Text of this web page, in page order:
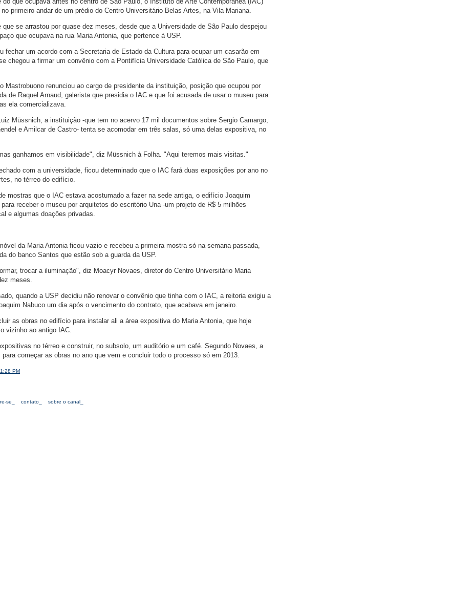
primeiro andar de um prédio do Centro Universitário Belas Artes, na Vila Mariana.
se arrastou por quase dez meses, desde que a Universidade de São Paulo despejou
que ocupava na rua Maria Antonia, que pertence à USP.
fechar um acordo com a Secretaria de Estado da Cultura para ocupar um casarão em
chegou a firmar um convênio com a Pontifícia Universidade Católica de São Paulo, que
Mastrobuono renunciou ao cargo de presidente da instituição, posição que ocupou por
de Raquel Arnaud, galerista que presidia o IAC e que foi acusada de usar o museu para
ela comercializava.
Müssnich, a instituição -que tem no acervo 17 mil documentos sobre Sergio Camargo,
e Amilcar de Castro- tenta se acomodar em três salas, só uma delas expositiva, no
ganhamos em visibilidade", diz Müssnich à Folha. "Aqui teremos mais visitas."
com a universidade, ficou determinado que o IAC fará duas exposições por ano no
no térreo do edifício.
mostras que o IAC estava acostumado a fazer na sede antiga, o edifício Joaquim
receber o museu por arquitetos do escritório Una -um projeto de R$ 5 milhões
e algumas doações privadas.
da Maria Antonia ficou vazio e recebeu a primeira mostra só na semana passada,
do banco Santos que estão sob a guarda da USP.
trocar a iluminação", diz Moacyr Novaes, diretor do Centro Universitário Maria
meses.
quando a USP decidiu não renovar o convênio que tinha com o IAC, a reitoria exigiu a
Nabuco um dia após o vencimento do contrato, que acabava em janeiro.
as obras no edifício para instalar ali a área expositiva do Maria Antonia, que hoje
vizinho ao antigo IAC.
no térreo e construir, no subsolo, um auditório e um café. Segundo Novaes, a
começar as obras no ano que vem e concluir todo o processo só em 2013.
1:28 PM
se_ contato_ sobre o canal_